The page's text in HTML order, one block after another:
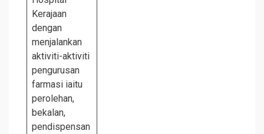
Kerajaan
dengan
menjalankan
aktiviti-aktiviti
pengurusan
farmasi iaitu
perolehan,
bekalan,
pendispensan